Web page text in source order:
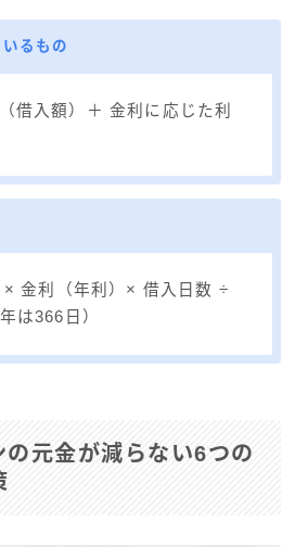
るもの
借入額）＋ 金利に応じた利
金利（年利）× 借入日数 ÷
は366日）
の元金が減らない6つの